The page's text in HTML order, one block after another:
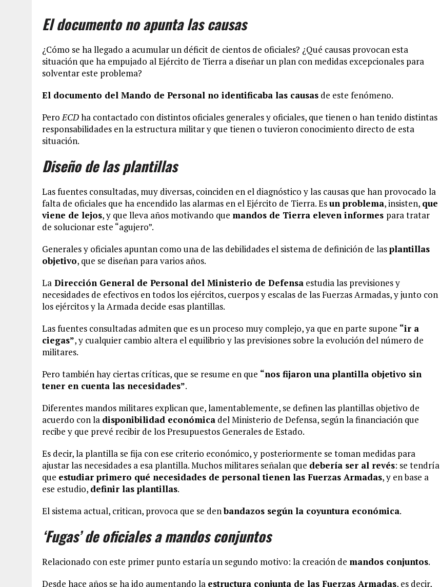
El documento no apunta las causas
¿Cómo se ha llegado a acumular un déficit de cientos de oficiales? ¿Qué causas provocan esta
situación que ha empujado al Ejército de Tierra a diseñar un plan con medidas excepcionales para
solventar este problema?
El documento del Mando de Personal no identificaba las causas de este fenómeno.
PeroECDha contactado con distintos oficiales generales y oficiales, que tienen o han tenido distintas
responsabilidades en la estructura militar y que tienen o tuvieron conocimiento directo de esta
situación.
Diseño de las plantillas
Las fuentes consultadas, muy diversas, coinciden en el diagnóstico y las causas que han provocado la
falta de oficiales que ha encendido las alarmas en el Ejército de Tierra. Esun problema, insisten, que
viene de lejos, y que lleva años motivando que mandos de Tierra eleven informes para tratar
de solucionar este “agujero”.
Generales y oficiales apuntan como una de las debilidades el sistema de definición de lasplantillas
objetivo, que se diseñan para varios años.
La Dirección General de Personal del Ministerio de Defensa estudia las previsiones y
necesidades de efectivos en todos los ejércitos, cuerpos y escalas de las Fuerzas Armadas, y junto con
los ejércitos y la Armada decide esas plantillas.
Las fuentes consultadas admiten que es un proceso muy complejo, ya que en parte supone “ir a
ciegas”, y cualquier cambio altera el equilibrio y las previsiones sobre la evolución del número de
militares.
Pero también hay ciertas críticas, que se resume en que “nos fijaron una plantilla objetivo sin
tener en cuenta las necesidades”.
Diferentes mandos militares explican que, lamentablemente, se definen las plantillas objetivo de
acuerdo con la disponibilidad económica del Ministerio de Defensa, según la financiación que
recibe y que prevé recibir de los Presupuestos Generales de Estado.
Es decir, la plantilla se fija con ese criterio económico, y posteriormente se toman medidas para
ajustar las necesidades a esa plantilla. Muchos militares señalan que debería ser al revés: se tendría
que estudiar primero qué necesidades de personal tienen las Fuerzas Armadas, y en base a
ese estudio, definir las plantillas.
El sistema actual, critican, provoca que se denbandazos según la coyuntura económica.
‘Fugas’ de oficiales a mandos conjuntos
Relacionado con este primer punto estaría un segundo motivo: la creación de mandos conjuntos.
Desde hace años se ha ido aumentando la estructura conjunta de las Fuerzas Armadas, es decir,